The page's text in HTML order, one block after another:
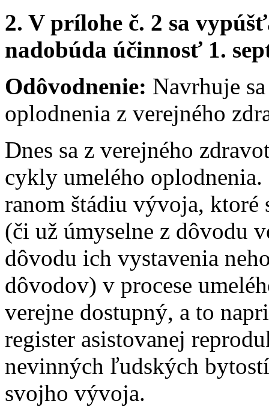
2. V prílohe č. 2 sa
nadobúda účinnosť 1.
Odôvodnenie: Navrhuje
oplodnenia z verejného
Dnes sa z verejného
cykly umelého
ranom štádiu vývoja, ktoré
(či už úmyselne z dôvodu
dôvodu ich vystavenia
dôvodov) v procese
verejne dostupný, a to
register asistovanej
nevinných ľudských
svojho vývoja.